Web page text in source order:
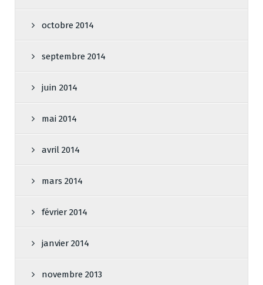
octobre 2014
septembre 2014
juin 2014
mai 2014
avril 2014
mars 2014
février 2014
janvier 2014
novembre 2013